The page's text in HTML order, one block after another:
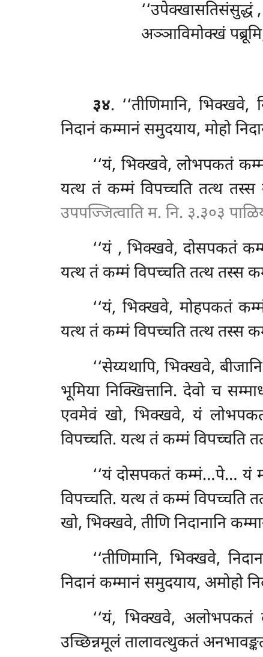
‘‘उपेक्खासतिसंसुद्धं
अञ्ञाविमोक्खं
३४. ‘‘तीणिमानि, भिक्खवे,
निदानं कम्मानं समुदयाय, मोहो
‘‘यं, भिक्खवे, लोभपकतं
यत्थ तं कम्मं विपच्चति तत्थ तस्स
उपपज्जित्वाति म. नि. ३.३०३
‘‘यं , भिक्खवे, दोसपकतं कम्मं
यत्थ तं कम्मं विपच्चति तत्थ तस्स
‘‘यं, भिक्खवे, मोहपकतं
यत्थ तं कम्मं विपच्चति तत्थतस्स
‘‘सेय्यथापि, भिक्खवे,
भूमिया निक्खित्तानि. देवो च
एवमेवं खो, भिक्खवे, यं लोभपकतं
विपच्चति. यत्थ तं कम्मं विपच्चति
‘‘यंदोसपकतं कम्मं…पे… यं
विपच्चति. यत्थ तं कम्मं विपच्चति
खो, भिक्खवे, तीणि निदानानि
‘‘तीणिमानि, भिक्खवे,
निदानं कम्मानं समुदयाय, अमोहो
‘‘यं, भिक्खवे, अलोभपकतं
उच्छिन्नमूलं तालावत्थुकतं